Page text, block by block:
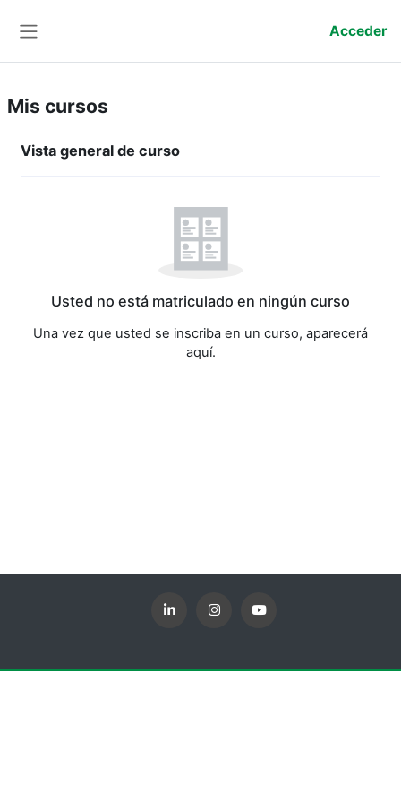
Acceder
Mis cursos
Bloques de contenido principales
Vista general de curso
Usted no está matriculado en ningún curso
Una vez que usted se inscriba en un curso, aparecerá
aquí.